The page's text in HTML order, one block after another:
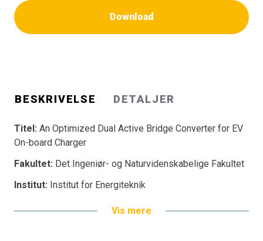
Download
BESKRIVELSE DETALJER
Titel: An Optimized Dual Active Bridge Converter for EV
On-board Charger
Fakultet: Det Ingeniør- og Naturvidenskabelige Fakultet
Institut: Institut for Energiteknik
Vis mere